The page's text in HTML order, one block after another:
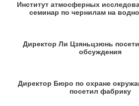
Институт атмосферных
семинар по чернилам на
Директор Ли Цзяньцзюнь
обсуждения
Директор Бюро по охране
посетил фабрику